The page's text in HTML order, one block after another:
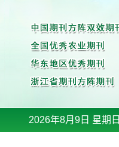
2026年8月9日 星期日